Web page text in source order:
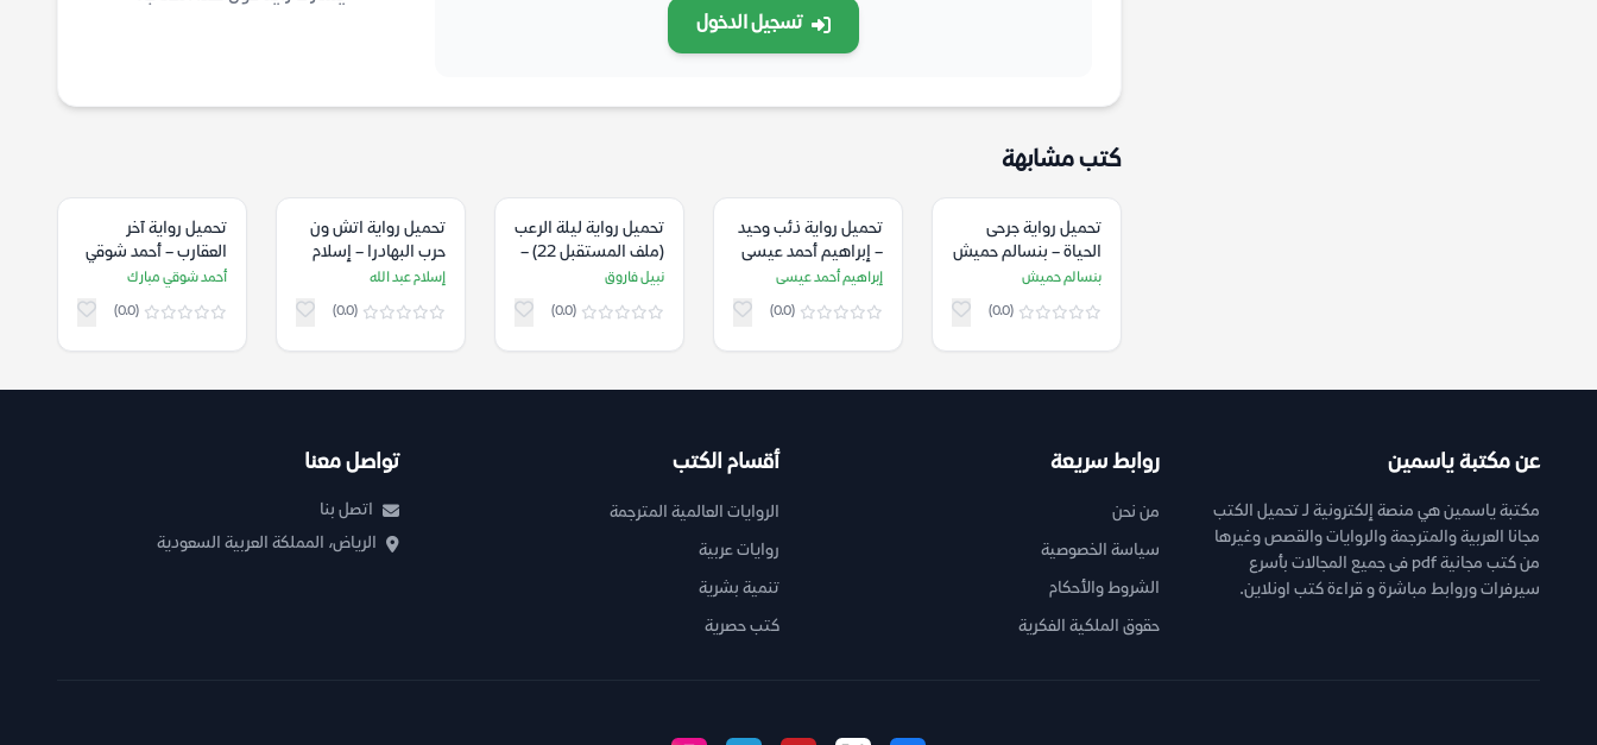
تسجيل الدخول
كتب مشابهة
تحميل رواية جرحى
الحياة – بنسالم حميش
بنسالم حميش
(0.0)
تحميل رواية ذئب وحيد
– إبراهيم أحمد عيسى
إبراهيم أحمد عيسى
(0.0)
تحميل رواية ليلة الرعب
(ملف المستقبل 22) –
نبيل فاروق
نبيل فاروق
(0.0)
تحميل رواية اتش ون
حرب البهادرا – إسلام
عبد الله
إسلام عبد الله
(0.0)
تحميل رواية آخر
العقارب – أحمد شوقي
مبارك
أحمد شوقي مبارك
(0.0)
عن مكتبة ياسمين
مكتبة ياسمين هي منصة إلكترونية لـ تحميل الكتب
مجانا العربية والمترجمة والروايات والقصص وغيرها
من كتب مجانية pdf فى جميع المجالات بأسرع
سيرفرات وروابط مباشرة و قراءة كتب اونلاين.
روابط سريعة
من نحن
سياسة الخصوصية
الشروط والأحكام
حقوق الملكية الفكرية
أقسام الكتب
الروايات العالمية المترجمة
روايات عربية
تنمية بشرية
كتب حصرية
تواصل معنا
اتصل بنا
الرياض، المملكة العربية السعودية